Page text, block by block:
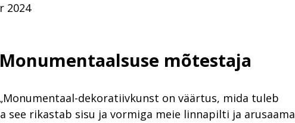
2024
Monumentaalsuse mõtestaja
dekoratiivkunst on väärtus, mida tuleb
see rikastab sisu ja vormiga meie linnapilti ja arusaama